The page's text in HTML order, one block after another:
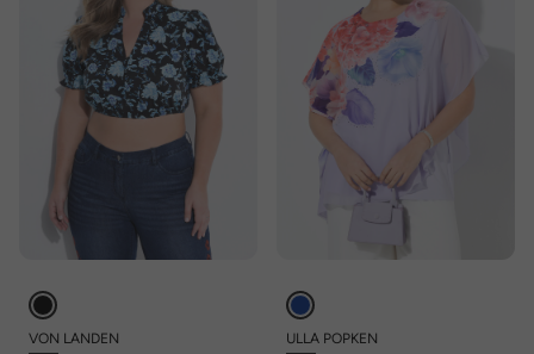
VON LANDEN ULLA POPKEN